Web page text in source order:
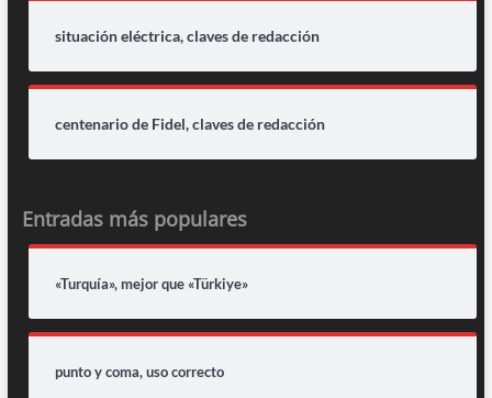
situación eléctrica, claves de redacción
centenario de Fidel, claves de redacción
Entradas más populares
«Turquía», mejor que «Türkiye»
punto y coma, uso correcto